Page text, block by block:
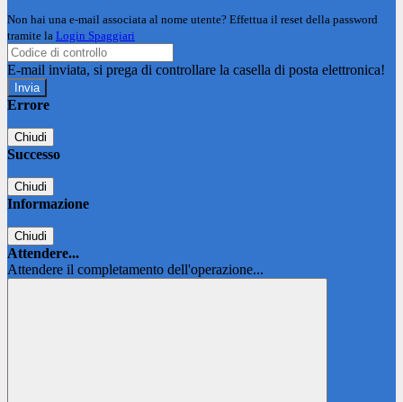
Non hai una e-mail associata al nome utente? Effettua il reset della password
tramite la Login Spaggiari
E-mail inviata, si prega di controllare la casella di posta elettronica!
Errore
Chiudi
Successo
Chiudi
Informazione
Chiudi
Attendere...
Attendere il completamento dell'operazione...